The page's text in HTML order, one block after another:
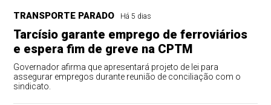
TRANSPORTE PARADO Há 5 dias
Tarcísio garante emprego de ferroviários
e espera fim de greve na CPTM
Governador afirma que apresentará projeto de lei para
assegurar empregos durante reunião de conciliação com o
sindicato.